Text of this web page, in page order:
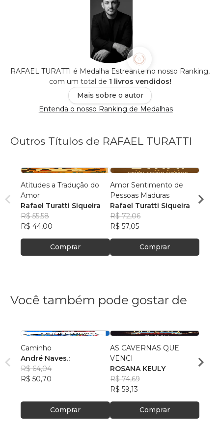
RAFAEL TURATTI é Medalha Estreante no nosso Ranking,
com um total de 1 livros vendidos!
Mais sobre o autor
Entenda o nosso Ranking de Medalhas
Outros Títulos de RAFAEL TURATTI
Atitudes a Tradução do
Amor
Rafael Turatti Siqueira
R$ 55,58
R$ 44,00
Comprar
Amor Sentimento de
Pessoas Maduras
Rafael Turatti Siqueira
R$ 72,06
R$ 57,05
Comprar
Você também pode gostar de
Caminho
André Naves.:
R$ 64,04
R$ 50,70
Comprar
AS CAVERNAS QUE
VENCI
ROSANA KEULY
R$ 74,69
R$ 59,13
Comprar
R$